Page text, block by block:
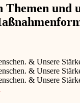
Themen und
& Unsere
& Unsere
& Unsere